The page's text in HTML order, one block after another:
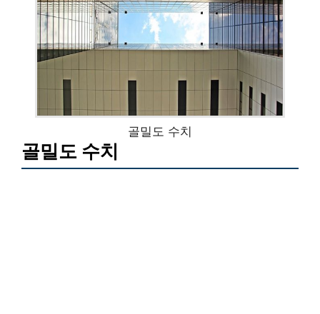
골밀도 수치